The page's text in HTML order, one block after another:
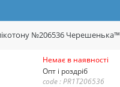
№206536 Черешенька™
Немає в наявності
Опт і роздріб
code : PR1T206536